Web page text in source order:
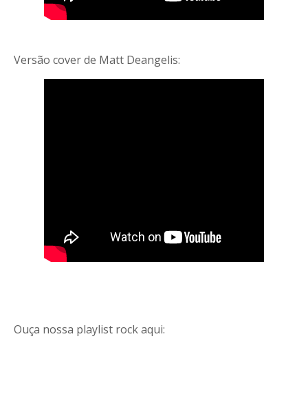
Versão cover de Matt Deangelis:
Ouça nossa playlist rock aqui: